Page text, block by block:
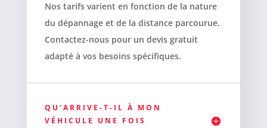
Nos tarifs varient en fonction de la nature
du dépannage et de la distance parcourue.
Contactez-nous pour un devis gratuit
adapté à vos besoins spécifiques.
QU'ARRIVE-T-IL À MON
VÉHICULE UNE FOIS